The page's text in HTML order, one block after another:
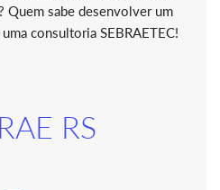
Quem sabe desenvolver um
consultoria SEBRAETEC!
RS